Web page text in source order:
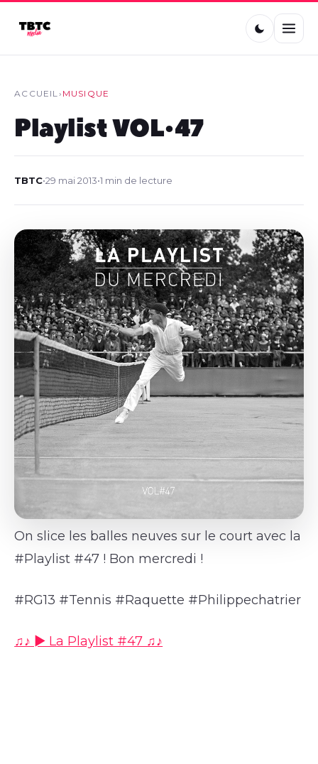
ACCUEIL› MUSIQUE
Playlist VOL•47
TBTC•29 mai 2013•1 min de lecture
On slice les balles neuves sur le court avec la
#Playlist #47 ! Bon mercredi !
#RG13 #Tennis #Raquette #Philippechatrier
♫♪ ► La Playlist #47 ♫♪